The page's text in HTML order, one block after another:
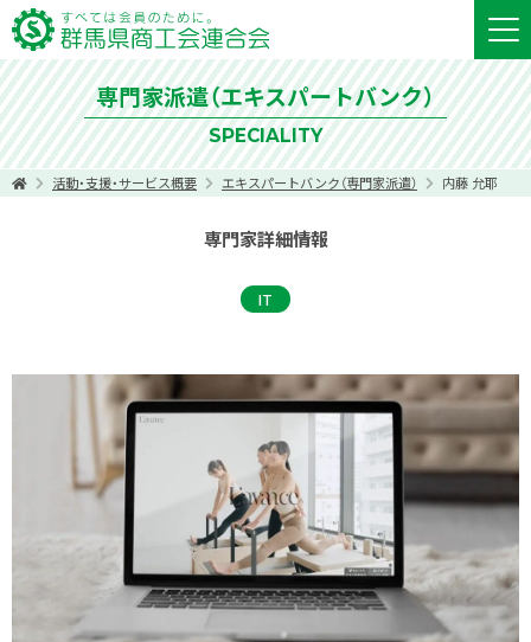
専門家派遣（エキスパートバンク）
SPECIALITY
活動・支援・サービス概要 エキスパートバンク（専門家派遣） 内藤 允耶
専門家詳細情報
IT